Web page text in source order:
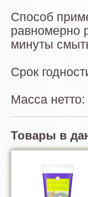
Способ
равномерно
минуты
Срок
Масса
Товары в